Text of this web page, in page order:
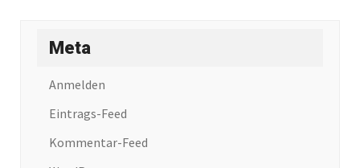
Meta
Anmelden
Eintrags-Feed
Kommentar-Feed